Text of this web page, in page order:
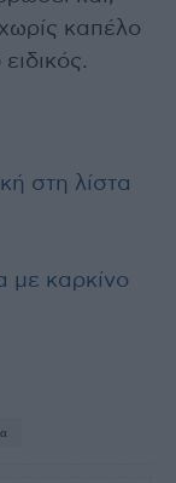
καπέλο
στη λίστα
με καρκίνο